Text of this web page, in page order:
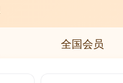
全国会员